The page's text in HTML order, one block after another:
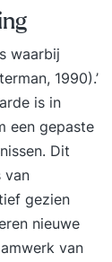
waarbij
1990).’
is in
een gepaste
Dit
van
gezien
nieuwe
van